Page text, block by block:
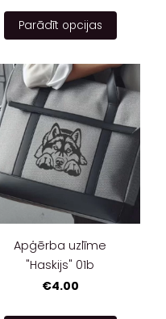
Parādīt opcijas
Apģērba uzlīme
"Haskijs" 01b
€4.00